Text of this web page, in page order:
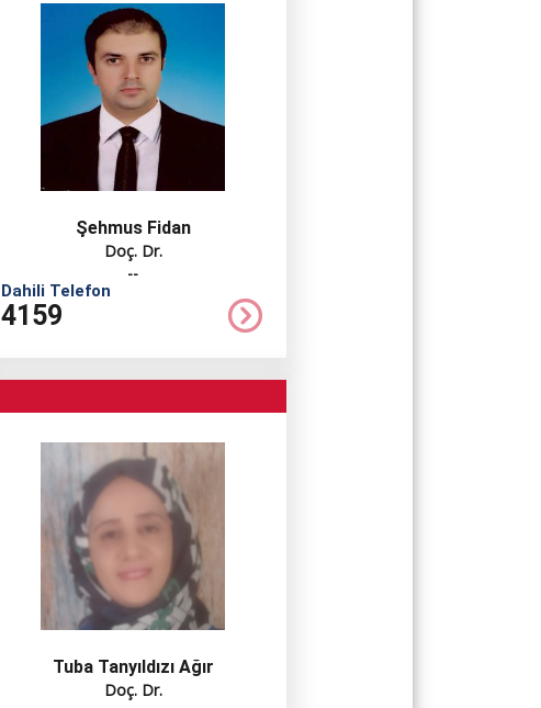
Şehmus Fidan
Doç. Dr.
--
Dahili Telefon
4159
Tuba Tanyıldızı Ağır
Doç. Dr.